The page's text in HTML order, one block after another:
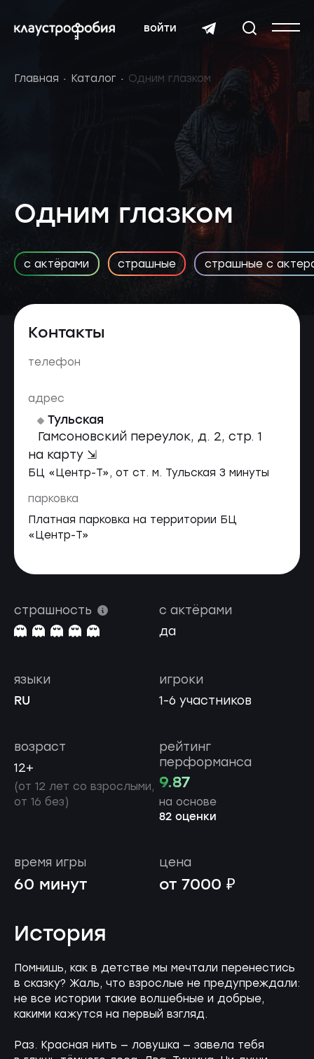
войти
Главная Каталог Одним глазком
Одним глазком
с актёрами страшные страшные с
Контакты
телефон
адрес
Тульская
Гамсоновский переулок, д. 2, стр. 1
на карту ⇲
БЦ «Центр-Т», от ст. м. Тульская 3 минуты
парковка
Платная парковка на территории БЦ
«Центр-Т»
страшность
с актёрами
да
игроки
1-6 участников
языки
RU
возраст
12+
(от 12 лет со взрослыми,
от 16 без)
рейтинг
перформанса
9.87
на основе
82 оценки
время игры
60 минут
цена
от 7000 ₽
История
Помнишь, как в детстве мы мечтали перенестись
в сказку? Жаль, что взрослые не предупреждали:
не все истории такие волшебные и добрые,
какими кажутся на первый взгляд.
Раз. Красная нить — ловушка — завела тебя